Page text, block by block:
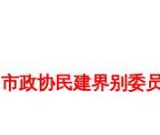
市政协民建界别委